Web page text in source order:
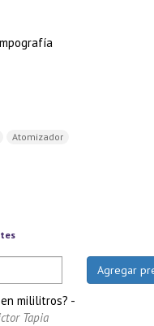
Atomizador
mililitros? -
Tapia